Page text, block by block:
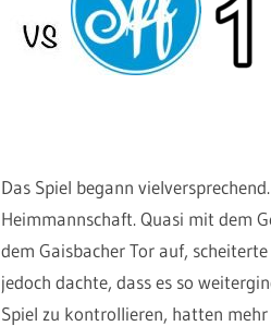
Das Spiel begann
Heimmannschaft. Quasi mit dem
dem Gaisbacher Tor auf,
jedoch dachte, dass es so
Spiel zu kontrollieren, hatten